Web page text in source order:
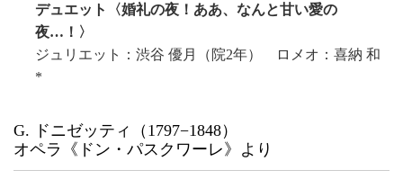
デュエット〈婚礼の夜！ああ、なんと甘い愛の
夜…！〉
ジュリエット：渋谷 優月（院2年） ロメオ：喜納 和
*
G. ドニゼッティ（1797−1848）
オペラ《ドン・パスクワーレ》より